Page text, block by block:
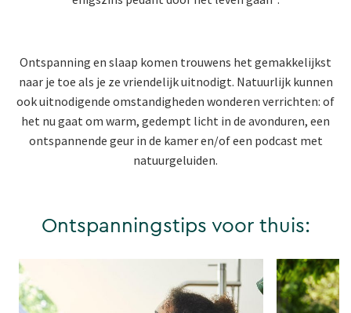
Ontspanning en slaap komen trouwens het gemakkelijkst
naar je toe als je ze vriendelijk uitnodigt. Natuurlijk kunnen
ook uitnodigende omstandigheden wonderen verrichten: of
het nu gaat om warm, gedempt licht in de avonduren, een
ontspannende geur in de kamer en/of een podcast met
natuurgeluiden.
Ontspanningstips voor thuis: